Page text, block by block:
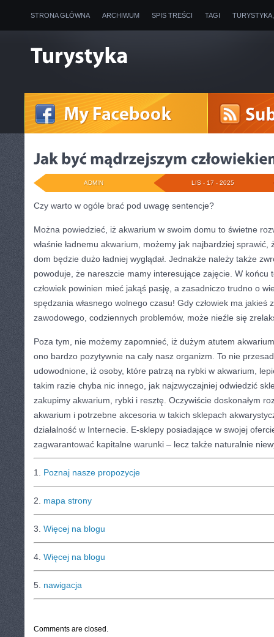
STRONA GŁÓWNA ARCHIWUM SPIS TREŚCI TAGI
LIS - 17 - 2025
ADMIN
Czy warto w ogóle brać pod uwagę sentencje?
Można powiedzieć, iż akwarium w swoim domu to świetne
właśnie ładnemu akwarium, możemy jak najbardziej
dom będzie dużo ładniej wyglądał. Jednakże należy także
powoduje, że nareszcie mamy interesujące zajęcie. W końcu
człowiek powinien mieć jakąś pasję, a zasadniczo trudno o
spędzania własnego wolnego czasu! Gdy człowiek ma jakieś
zawodowego, codziennych problemów, może nieźle się
Poza tym, nie możemy zapomnieć, iż dużym atutem
ono bardzo pozytywnie na cały nasz organizm. To nie
udowodnione, iż osoby, które patrzą na rybki w akwarium,
takim razie chyba nic innego, jak najzwyczajniej odwiedzić
zakupimy akwarium, rybki i resztę. Oczywiście doskonałym
akwarium i potrzebne akcesoria w takich sklepach
działalność w Internecie. E-sklepy posiadające w swojej
zagwarantować kapitalne warunki – lecz także naturalnie
1. Poznaj nasze propozycje
2. mapa strony
3. Więcej na blogu
4. Więcej na blogu
5. nawigacja
Comments are closed.